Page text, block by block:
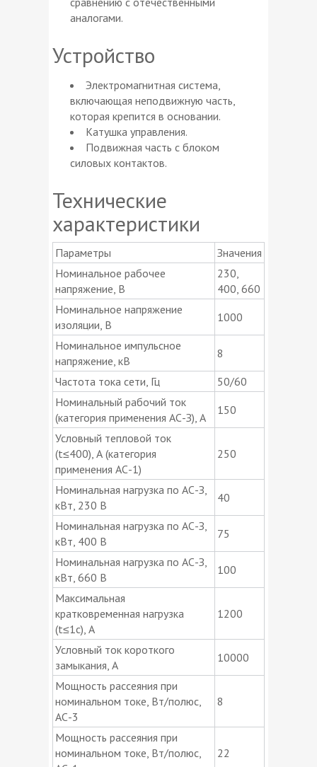
аналогами.
Устройство
Электромагнитная система,
включающая неподвижную часть,
которая крепится в основании.
Катушка управления.
Подвижная часть с блоком
силовых контактов.
Технические
характеристики
Параметры
Значения
Номинальное рабочее
напряжение, В
230,
400, 660
Номинальное напряжение
изоляции, В
1000
Номинальное импульсное
напряжение, кВ
8
Частота тока сети, Гц
50/60
Номинальный рабочий ток
(категория применения АС-З), А
150
Условный тепловой ток
(t≤400), А (категория
применения АС-1)
250
Номинальная нагрузка по АС-З,
кВт, 230 В
40
Номинальная нагрузка по АС-З,
кВт, 400 В
75
Номинальная нагрузка по АС-З,
кВт, 660 В
100
Максимальная
кратковременная нагрузка
(t≤1c), А
1200
Условный ток короткого
замыкания, А
10000
Мощность рассеяния при
номинальном токе, Вт/полюс,
АС-3
8
Мощность рассеяния при
номинальном токе, Вт/полюс,
22